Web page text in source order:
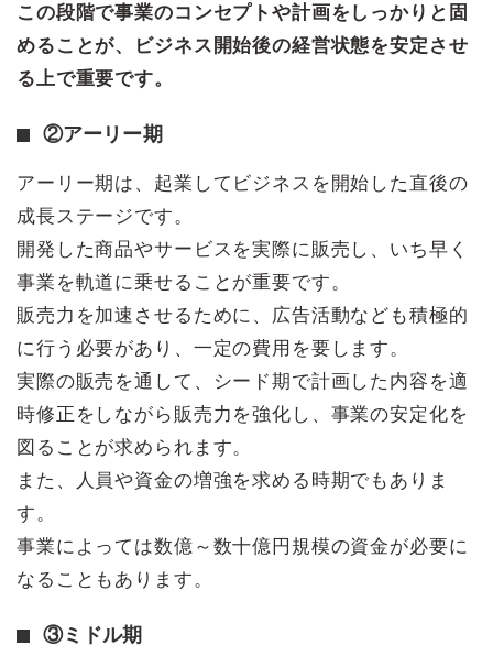
この段階で事業のコンセプトや計画をしっかりと固
めることが、ビジネス開始後の経営状態を安定させ
る上で重要です。
②アーリー期
アーリー期は、起業してビジネスを開始した直後の
成長ステージです。
開発した商品やサービスを実際に販売し、いち早く
事業を軌道に乗せることが重要です。
販売力を加速させるために、広告活動なども積極的
に行う必要があり、一定の費用を要します。
実際の販売を通して、シード期で計画した内容を適
時修正をしながら販売力を強化し、事業の安定化を
図ることが求められます。
また、人員や資金の増強を求める時期でもありま
す。
事業によっては数億～数十億円規模の資金が必要に
なることもあります。
③ミドル期